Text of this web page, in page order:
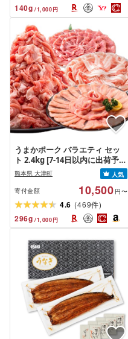
140g /1,000円
うまかポーク バラエティ セッ
ト 2.4kg [7-14日以内に出荷予定
(土日祝除く)](2.4kg)
熊本県 大津町
人気
寄付金額
10,500 円〜
4.6 (469件)
296g /1,000円